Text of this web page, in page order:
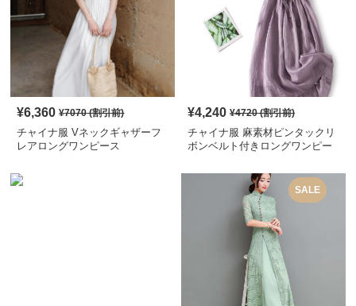
¥6,360 ¥7070(割引前)
チャイナ服 Vネックギャザーフ
レアロングワンピース
¥4,240 ¥4720(割引前)
チャイナ服 麻素材ピンタックリ
ボンベルト付きロングワンピー
SALE